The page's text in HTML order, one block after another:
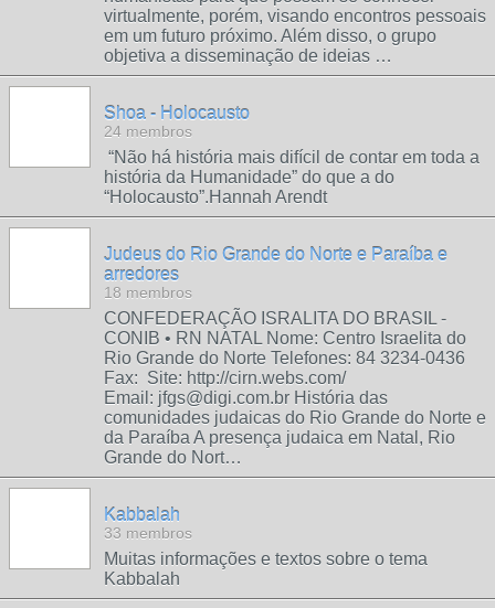
virtualmente, porém, visando encontros pessoais
em um futuro próximo. Além disso, o grupo
objetiva a disseminação de ideias …
Shoa - Holocausto
24 membros
“Não há história mais difícil de contar em toda a
história da Humanidade” do que a do
“Holocausto”.Hannah Arendt
Judeus do Rio Grande do Norte e Paraíba e
arredores
18 membros
CONFEDERAÇÃO ISRALITA DO BRASIL -
CONIB • RN NATAL Nome: Centro Israelita do
Rio Grande do Norte Telefones: 84 3234-0436
Fax: Site: http://cirn.webs.com/
Email: jfgs@digi.com.br História das
comunidades judaicas do Rio Grande do Norte e
da Paraíba A presença judaica em Natal, Rio
Grande do Nort…
Kabbalah
33 membros
Muitas informações e textos sobre o tema
Kabbalah